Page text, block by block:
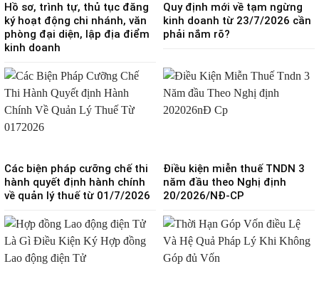
Hồ sơ, trình tự, thủ tục đăng
ký hoạt động chi nhánh, văn
phòng đại diện, lập địa điểm
kinh doanh
Quy định mới về tạm ngừng
kinh doanh từ 23/7/2026 cần
phải nắm rõ?
Các biện pháp cưỡng chế thi
hành quyết định hành chính
về quản lý thuế từ 01/7/2026
Điều kiện miễn thuế TNDN 3
năm đầu theo Nghị định
20/2026/NĐ-CP